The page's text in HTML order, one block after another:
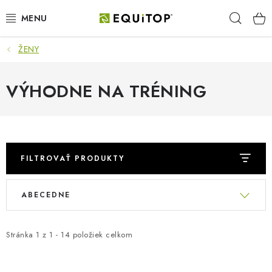
na
JAZDEC
KÔŇ
STAJŇA
PES
DARČEKOVÉ POUKAZY
VÝHODNE
ŽENY
VÝHODNE NA TRÉNING
FILTROVAŤ PRODUKTY
ý
i
Stránka 1 z 1 - 14 položiek celkom
R
e
ABECEDNE